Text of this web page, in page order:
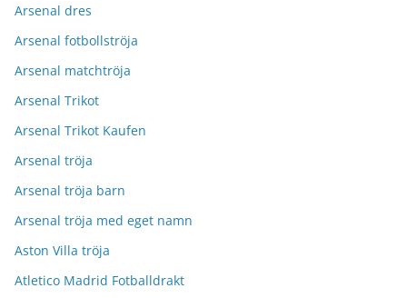
Arsenal dres
Arsenal fotbollströja
Arsenal matchtröja
Arsenal Trikot
Arsenal Trikot Kaufen
Arsenal tröja
Arsenal tröja barn
Arsenal tröja med eget namn
Aston Villa tröja
Atletico Madrid Fotballdrakt